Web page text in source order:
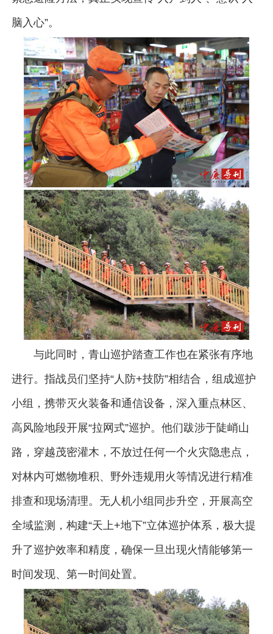
脑入心”。
与此同时，青山巡护踏查工作也在紧张有序地
进行。指战员们坚持“人防+技防”相结合，组成巡护
小组，携带灭火装备和通信设备，深入重点林区、
高风险地段开展“拉网式”巡护。他们跋涉于陡峭山
路，穿越茂密灌木，不放过任何一个火灾隐患点，
对林内可燃物堆积、野外违规用火等情况进行精准
排查和现场清理。无人机小组同步升空，开展高空
全域监测，构建“天上+地下”立体巡护体系，极大提
升了巡护效率和精度，确保一旦出现火情能够第一
时间发现、第一时间处置。